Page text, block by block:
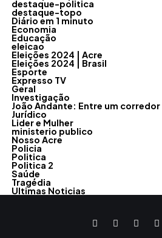
destaque-politica
destaque-topo
Diário em 1 minuto
Economia
Educação
eleicao
Eleições 2024 | Acre
Eleições 2024 | Brasil
Esporte
Expresso TV
Geral
Investigação
João Andante: Entre um
Jurídico
Lider e Mulher
ministerio publico
Nosso Acre
Policia
Politica
Politica 2
Saúde
Tragédia
Ultimas Noticias